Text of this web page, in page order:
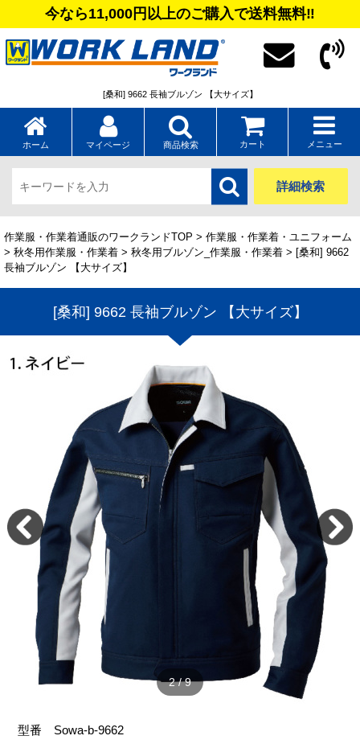
今なら11,000円以上のご購入で送料無料‼
[桑和] 9662 長袖ブルゾン 【大サイズ】
ホーム マイページ 商品検索 カート メニュー
詳細検索
作業服・作業着通販のワークランドTOP > 作業服・作業着・ユニフォーム
> 秋冬用作業服・作業着 > 秋冬用ブルゾン_作業服・作業着 > [桑和] 9662
長袖ブルゾン 【大サイズ】
[桑和] 9662 長袖ブルゾン 【大サイズ】
2/9
型番 Sowa-b-9662